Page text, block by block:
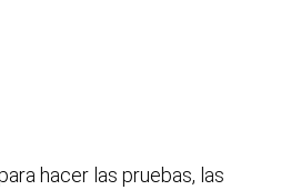
hacer las pruebas, las